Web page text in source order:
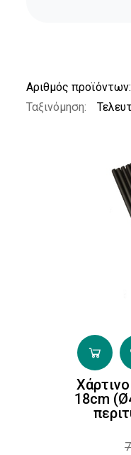
Αριθμός προϊόντων:
Ταξινόμηση:
18cm